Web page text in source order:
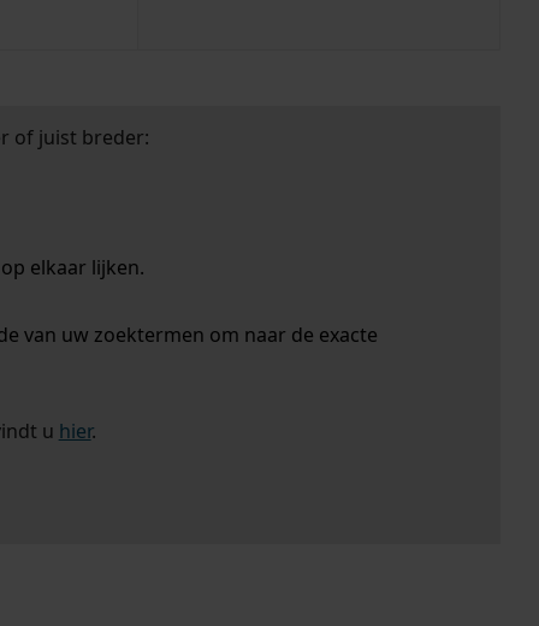
of juist breder:
elkaar lijken.
van uw zoektermen om naar de exacte
u hier.